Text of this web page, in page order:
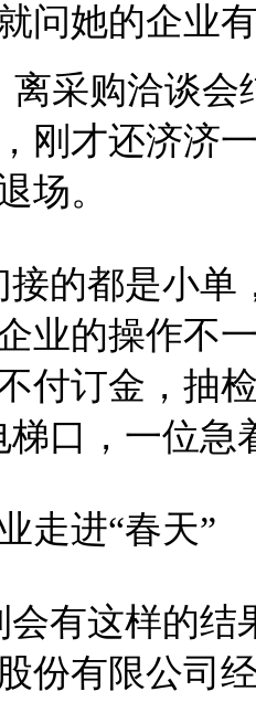
问她的企业
离采购洽谈
刚才还济济
场。
都是小单
业的操作不
付订金，抽
梯口，一位
进“春天”
这样的结
份有限公司